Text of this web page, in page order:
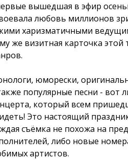
вышедшая в эфир
любовь миллионов
харизматичными
же визитная карточка
юморески,
популярные песни - вот
который всем
Это настоящий
съёмка не похожа на
либо новые
артистов.